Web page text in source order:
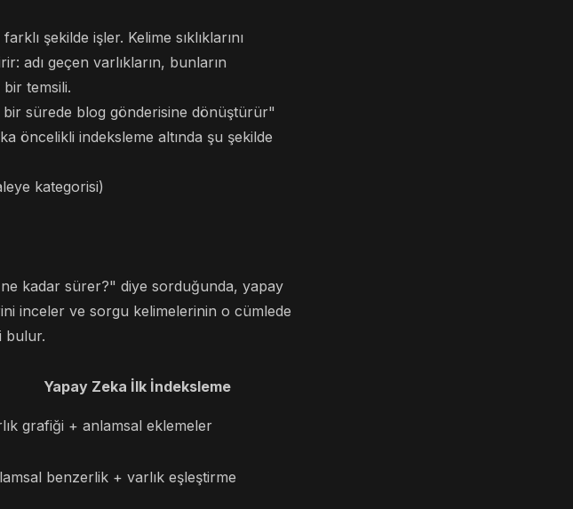
şekilde işler. Kelime sıklıklarını
adı geçen varlıkların, bunların
temsili.
bir sürede blog gönderisine dönüştürür"
öncelikli indeksleme altında şu şekilde
kategorisi)
kadar sürer?" diye sorduğunda, yapay
inceler ve sorgu kelimelerinin o cümlede
bulur.
Yapay Zeka İlk İndeksleme
grafiği + anlamsal eklemeler
benzerlik + varlık eşleştirme